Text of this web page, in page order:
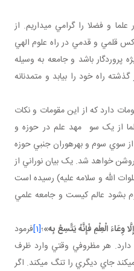
و فضلا را گرامي مي داريم. از
قلمي و قدمي در راه علوم الهي
پروردگار باشد و جامعه به وسيله
راه خود را بيابد و متمدنانه
دارد که از اين مقومات و نکات
از يک سو مهد علم در حوزه و
سوي سوم و بهره وران جنبي حوزه
خواهد شد. يک بيان نوراني از
الله و سلامه عليه) رسيده است
بشود عالم کيست و جامعه علمي
وِعَاءَ الْعِلْمِ فَإِنَّهُ يَتَّسِعُ بِه‏»؛[1] فرمود
دارد. هر مظروفي وقتي وارد ظرف
کند جاي ديگري را تنگ مي کند. اگر